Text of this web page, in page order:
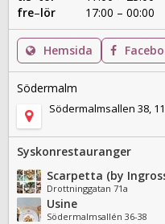
fre–lör 17:00 – 00:00
Hemsida
Södermalm
Södermalmsallen 38,
Syskonrestauranger
Scarpetta (by
Drottninggatan 71a
Usine
Södermalmsallén 36-38